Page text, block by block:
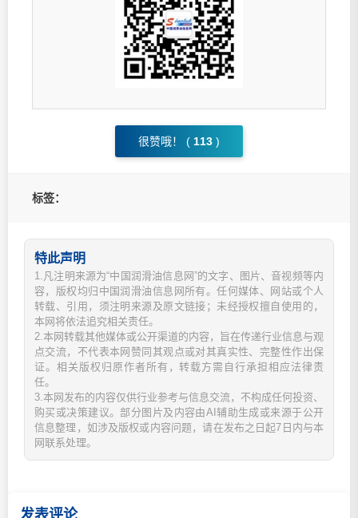
很赞哦！ ( 113 )
标签：
特此声明
1.凡注明来源为“中国润滑油信息网”的文字、图片、音视频等内
容，版权均归中国润滑油信息网所有。任何媒体、网站或个人
转载、引用，须注明来源及原文链接；未经授权擅自使用的，
本网将依法追究相关责任。
2.本网转载其他媒体或公开渠道的内容，旨在传递行业信息与观
点交流，不代表本网赞同其观点或对其真实性、完整性作出保
证。相关版权归原作者所有，转载方需自行承担相应法律责
任。
3.本网发布的内容仅供行业参考与信息交流，不构成任何投资、
购买或决策建议。部分图片及内容由AI辅助生成或来源于公开
信息整理，如涉及版权或内容问题，请在发布之日起7日内与本
网联系处理。
发表评论